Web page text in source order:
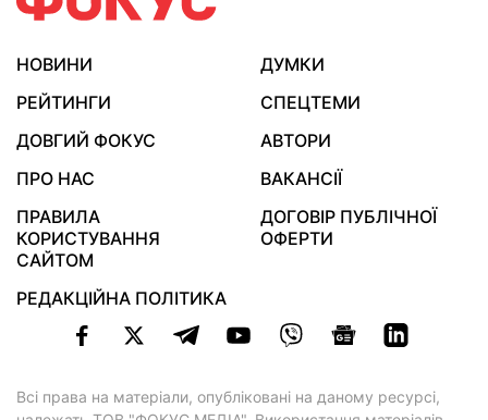
НОВИНИ
ДУМКИ
РЕЙТИНГИ
СПЕЦТЕМИ
ДОВГИЙ ФОКУС
АВТОРИ
ПРО НАС
ВАКАНСІЇ
ПРАВИЛА
КОРИСТУВАННЯ
САЙТОМ
ДОГОВІР ПУБЛІЧНОЇ
ОФЕРТИ
РЕДАКЦІЙНА ПОЛІТИКА
Всі права на матеріали, опубліковані на даному ресурсі,